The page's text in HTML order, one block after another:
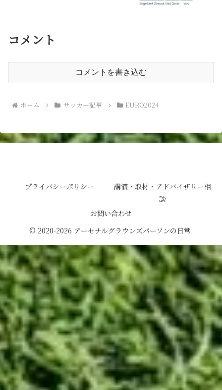
コメント
コメントを書き込む
ホーム サッカー記事 EURO2024
プライバシーポリシー
講演・取材・アドバイザリー相
談
お問い合わせ
© 2020-2026 アーセナルグラウンズパーソンの日常.